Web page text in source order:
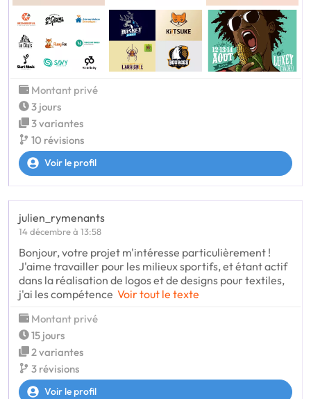
Montant privé
3 jours
3 variantes
10 révisions
Voir le profil
julien_rymenants
14 décembre à 13:58
Bonjour, votre projet m'intéresse particulièrement !
J'aime travailler pour les milieux sportifs, et étant actif
dans la réalisation de logos et de designs pour textiles,
j'ai les compétence Voir tout le texte
Montant privé
15 jours
2 variantes
3 révisions
Voir le profil